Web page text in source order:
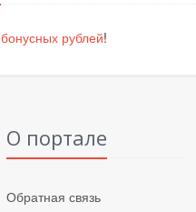
бонусных рублей!
О портале
Обратная связь